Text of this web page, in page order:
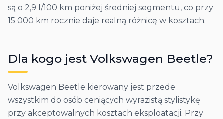
są o 2,9 l/100 km poniżej średniej segmentu, co przy
15 000 km rocznie daje realną różnicę w kosztach.
Dla kogo jest Volkswagen Beetle?
Volkswagen Beetle kierowany jest przede
wszystkim do osób ceniących wyrazistą stylistykę
przy akceptowalnych kosztach eksploatacji. Przy